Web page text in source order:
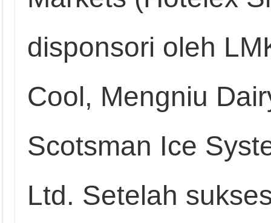
disponsori oleh
Cool, Mengniu
Scotsman Ice
Ltd. Setelah